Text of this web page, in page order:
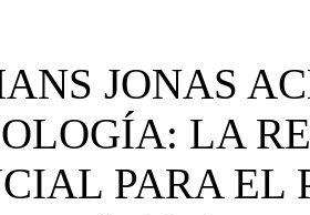
JONAS
LA
PARA EL